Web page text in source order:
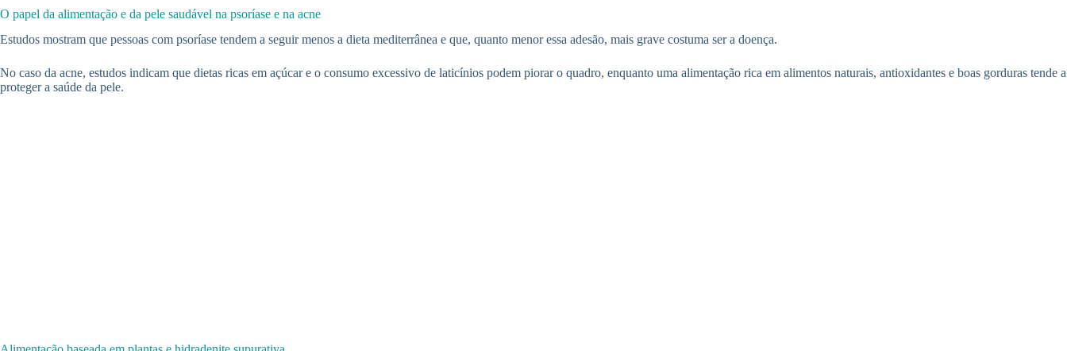
O papel da alimentação e da pele saudável na psoríase e na acne
Estudos mostram que pessoas com psoríase tendem a seguir menos a dieta mediterrânea e que, quanto menor essa adesão, mais grave costuma ser a doença.
No caso da acne, estudos indicam que dietas ricas em açúcar e o consumo excessivo de laticínios podem piorar o quadro, enquanto uma alimentação rica em alimentos naturais, antioxidantes e boas gorduras tende a
proteger a saúde da pele.